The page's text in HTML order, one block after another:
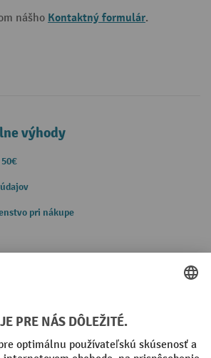
nášho Kontaktný formulár.
výhody
pri nákupe
(Visa)